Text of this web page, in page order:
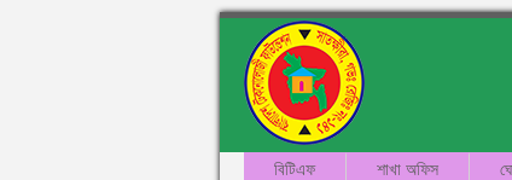
বিটিএফ শাখা অফিস